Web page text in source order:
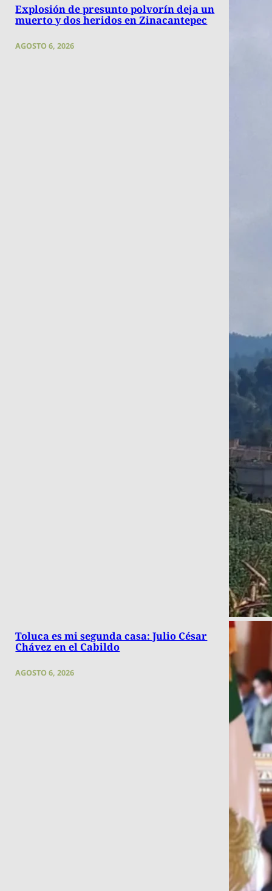
Explosión de presunto polvorín deja un
muerto y dos heridos en Zinacantepec
AGOSTO 6, 2026
Toluca es mi segunda casa: Julio César
Chávez en el Cabildo
AGOSTO 6, 2026